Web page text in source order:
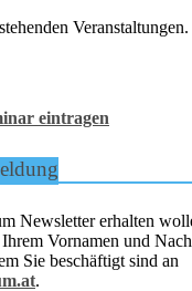
Veranstaltungen.
eintragen
Newsletter erhalten
Vornamen und
Sie beschäftigt sind an
.